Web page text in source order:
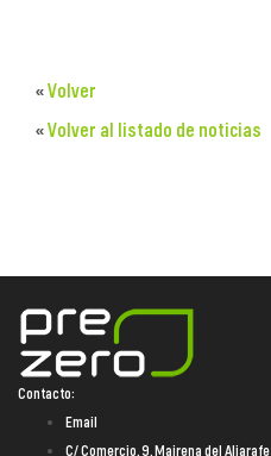
«Volver
«Volver al listado de noticias
Contacto:
Email
C/ Comercio, 9. Mairena del Aljarafe